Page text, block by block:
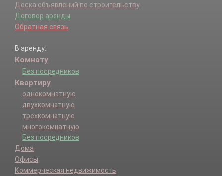
Доска объявлений по строительству
Договор аренды
Обратная связь
В аренду:
Комнату
Без посредников
Квартиру
однокомнатную
двухкомнатную
трехкомнатную
многокомнатную
Без посредников
Дома
Офисы
Коммерческая недвижимость